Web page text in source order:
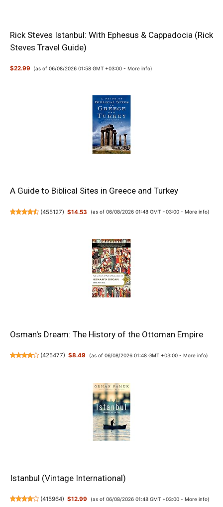
Rick Steves Istanbul: With Ephesus & Cappadocia (Rick
Steves Travel Guide)
$22.99 (as of 06/08/2026 01:58 GMT +03:00 -More info)
A Guide to Biblical Sites in Greece and Turkey
(455127) $14.53 (as of 06/08/2026 01:48 GMT +03:00 - More info)
Osman's Dream: The History of the Ottoman Empire
(425477) $8.49 (as of 06/08/2026 01:48 GMT +03:00 - More info)
Istanbul (Vintage International)
(415964) $12.99 (as of 06/08/2026 01:48 GMT +03:00 - More info)